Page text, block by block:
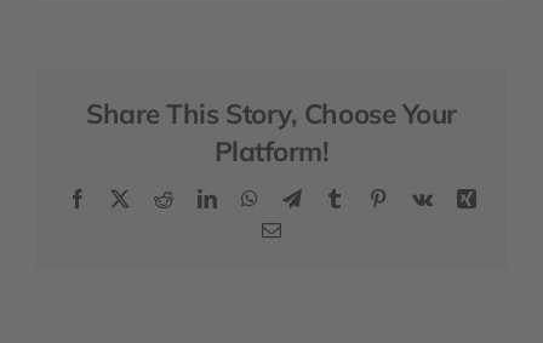
Share This Story, Choose Your
Platform!
Facebook RedditLinkedInWhatsApp
TelegramTumblr PinterestVk
Email